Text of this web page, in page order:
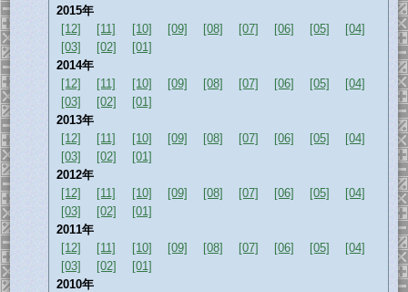
2015年
[12]
[11] [10] [09] [08] [07] [06] [05]
[04]
[03]
[02]
[01]
2014年
[12]
[11] [10] [09] [08] [07] [06] [05]
[04]
[03]
[02]
[01]
2013年
[12]
[11] [10] [09] [08] [07] [06] [05]
[04]
[03]
[02]
[01]
2012年
[12]
[11] [10] [09] [08] [07] [06] [05]
[04]
[03]
[02]
[01]
2011年
[12]
[11] [10] [09] [08] [07] [06] [05]
[04]
[03]
[02]
[01]
2010年